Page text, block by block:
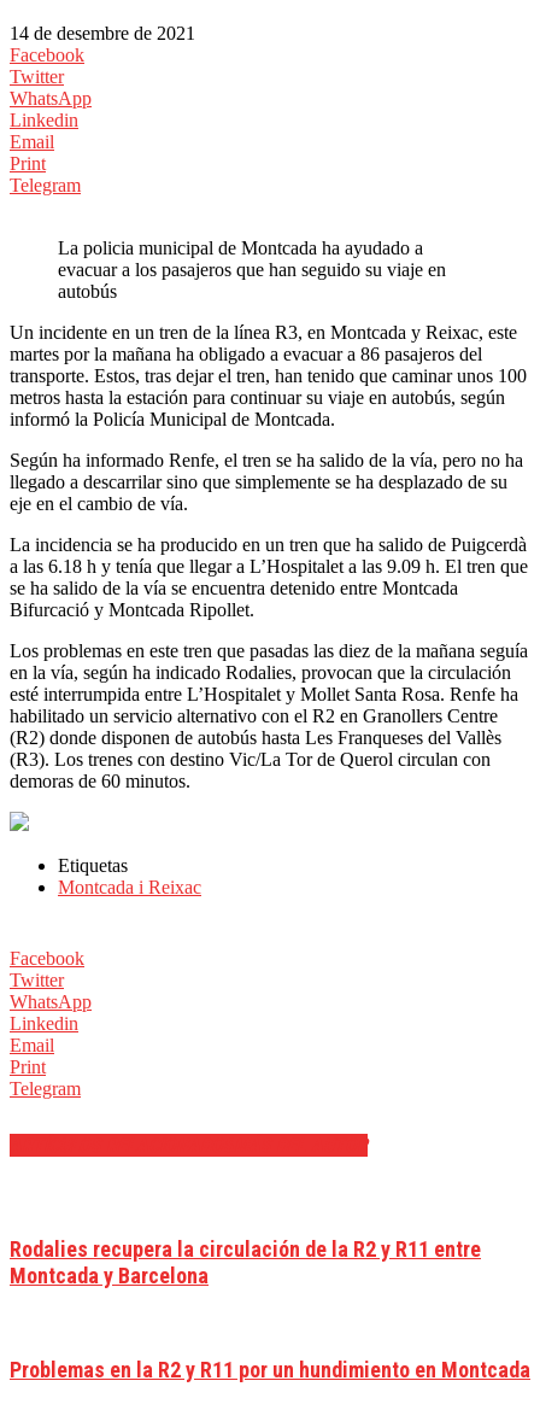
14 de desembre de 2021
Facebook
Twitter
WhatsApp
Linkedin
Email
Print
Telegram
La policia municipal de Montcada ha ayudado a
evacuar a los pasajeros que han seguido su viaje en
autobús
Un incidente en un tren de la línea R3, en Montcada y Reixac, este
martes por la mañana ha obligado a evacuar a 86 pasajeros del
transporte. Estos, tras dejar el tren, han tenido que caminar unos 100
metros hasta la estación para continuar su viaje en autobús, según
informó la Policía Municipal de Montcada.
Según ha informado Renfe, el tren se ha salido de la vía, pero no ha
llegado a descarrilar sino que simplemente se ha desplazado de su
eje en el cambio de vía.
La incidencia se ha producido en un tren que ha salido de Puigcerdà
a las 6.18 h y tenía que llegar a L’Hospitalet a las 9.09 h. El tren que
se ha salido de la vía se encuentra detenido entre Montcada
Bifurcació y Montcada Ripollet.
Los problemas en este tren que pasadas las diez de la mañana seguía
en la vía, según ha indicado Rodalies, provocan que la circulación
esté interrumpida entre L’Hospitalet y Mollet Santa Rosa. Renfe ha
habilitado un servicio alternativo con el R2 en Granollers Centre
(R2) donde disponen de autobús hasta Les Franqueses del Vallès
(R3). Los trenes con destino Vic/La Tor de Querol circulan con
demoras de 60 minutos.
Etiquetas
Montcada i Reixac
Facebook
Twitter
WhatsApp
Linkedin
Email
Print
Telegram
Rodalies recupera la circulación de la R2 y R11 entre
Montcada y Barcelona
Problemas en la R2 y R11 por un hundimiento en Montcada